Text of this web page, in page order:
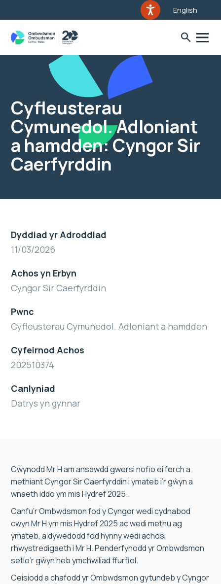
English
Cyfleusterau
Cymunedol. Adloniant
a hamdden: Cyngor Sir
Caerfyrddin
Dyddiad yr Adroddiad
11/03/2026
Achos yn Erbyn
Cyngor Sir Caerfyrddin
Pwnc
Cyfleusterau Cymunedol. Adloniant a hamdden
Cyfeirnod Achos
202510374
Canlyniad
Datrys yn gynnar
Cwynodd Mr H am ansawdd gwersi nofio ei ferch a
methiant Cyngor Sir Caerfyrddin i ymateb i’r gŵyn a
wnaeth iddo ym mis Hydref 2025.
Canfu’r Ombwdsmon fod y Cyngor wedi cydnabod
cwyn Mr H ym mis Hydref 2025 ac wedi methu ag
ymateb, a dywedodd fod hynny wedi achosi
rhwystredigaeth i Mr H. Penderfynodd yr Ombwdsmon
setlo’r gŵyn heb ymchwiliad ffurfiol.
Ceisiodd a chafodd yr Ombwdsmon gytundeb y Cyngor